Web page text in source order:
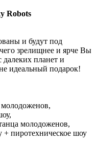
Robots
и будут под
зрелищнее и ярче Вы
планет и
идеальный подарок!
молодоженов,
+ пиротехническое шоу